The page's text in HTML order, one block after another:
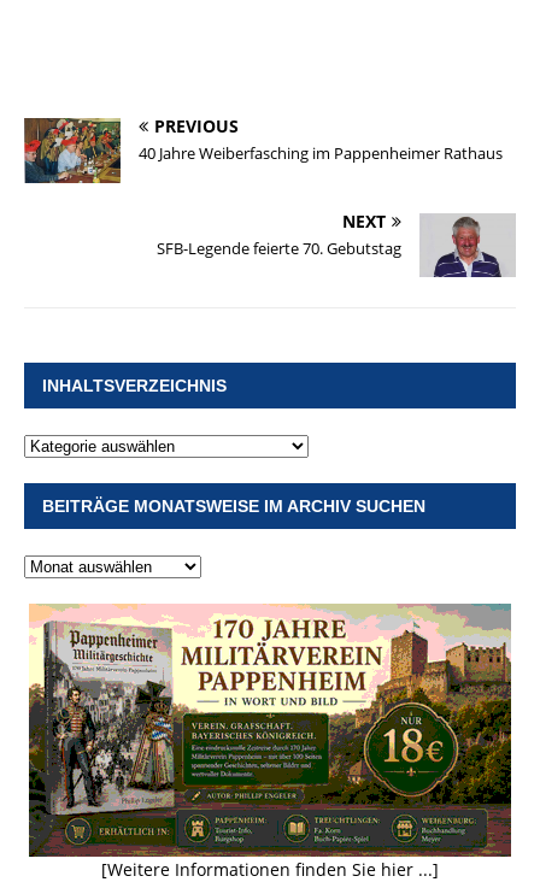
PREVIOUS
40 Jahre Weiberfasching im Pappenheimer Rathaus
NEXT
SFB-Legende feierte 70. Gebutstag
INHALTSVERZEICHNIS
BEITRÄGE MONATSWEISE IM ARCHIV SUCHEN
[Weitere Informationen finden Sie hier ...]